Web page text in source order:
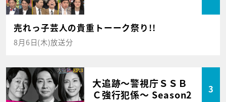
売れっ子芸人の貴重トーーク祭り!!
8月6日(木)放送分
大追跡～警視庁ＳＳＢ
Ｃ強行犯係～ Season2
3